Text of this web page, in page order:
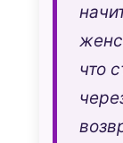
что